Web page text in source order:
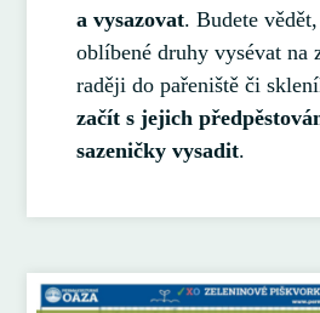
a vysazovat. Budete
oblíbené druhy vysévat na
raději do pařeniště či
začít s jejich
sazeničky vysadit.